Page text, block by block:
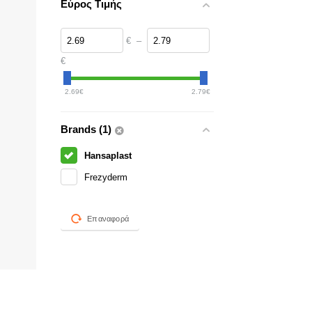
Εύρος Τιμής
€ –
€
2.69€ 2.79€
Brands (1)
Hansaplast
Frezyderm
Επαναφορά